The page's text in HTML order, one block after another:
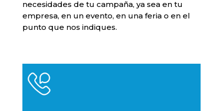
necesidades de tu campaña, ya sea en tu
empresa, en un evento, en una feria o en el
punto que nos indiques.